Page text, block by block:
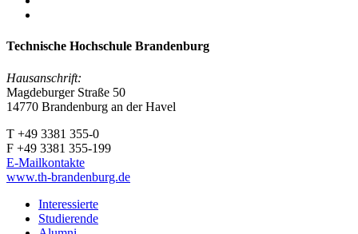
Technische Hochschule Brandenburg
Hausanschrift:
Magdeburger Straße 50
14770 Brandenburg an der Havel
T +49 3381 355-0
F +49 3381 355-199
E-Mailkontakte
www.th-brandenburg.de
Interessierte
Studierende